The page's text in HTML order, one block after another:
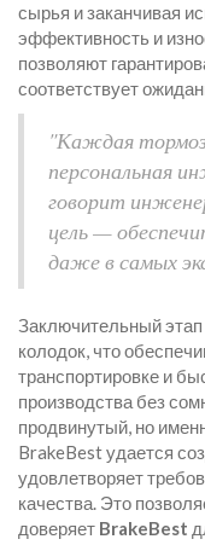
сырья и заканчивая
эффективность и
позволяют
соответствует
"Каждая
персональная
говорит
цель —
даже в самых
Заключительный этап
колодок, что
транспортировке и
производства без
продвинутый, но
BrakeBest удается
удовлетворяет
качества. Это
доверяет BrakeBest